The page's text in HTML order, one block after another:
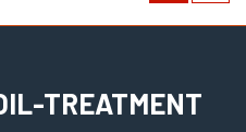
TREATMENT